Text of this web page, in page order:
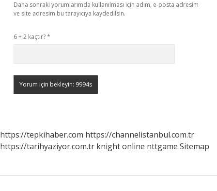
Daha sonraki yorumlarımda kullanılması için adım, e-posta adresim
ve site adresim bu tarayıcıya kaydedilsin.
6 + 2 kaçtır?*
https://tepkihaber.com https://channelistanbul.com.tr
https://tarihyaziyor.com.tr knight online nttgame Sitemap